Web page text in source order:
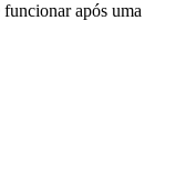
após uma